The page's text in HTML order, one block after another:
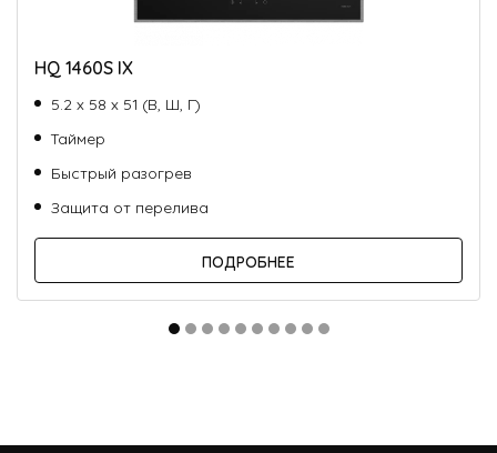
HQ 1460S IX
5.2 х 58 х 51 (В, Ш, Г)
Таймер
Быстрый разогрев
Защита от перелива
ПОДРОБНЕЕ